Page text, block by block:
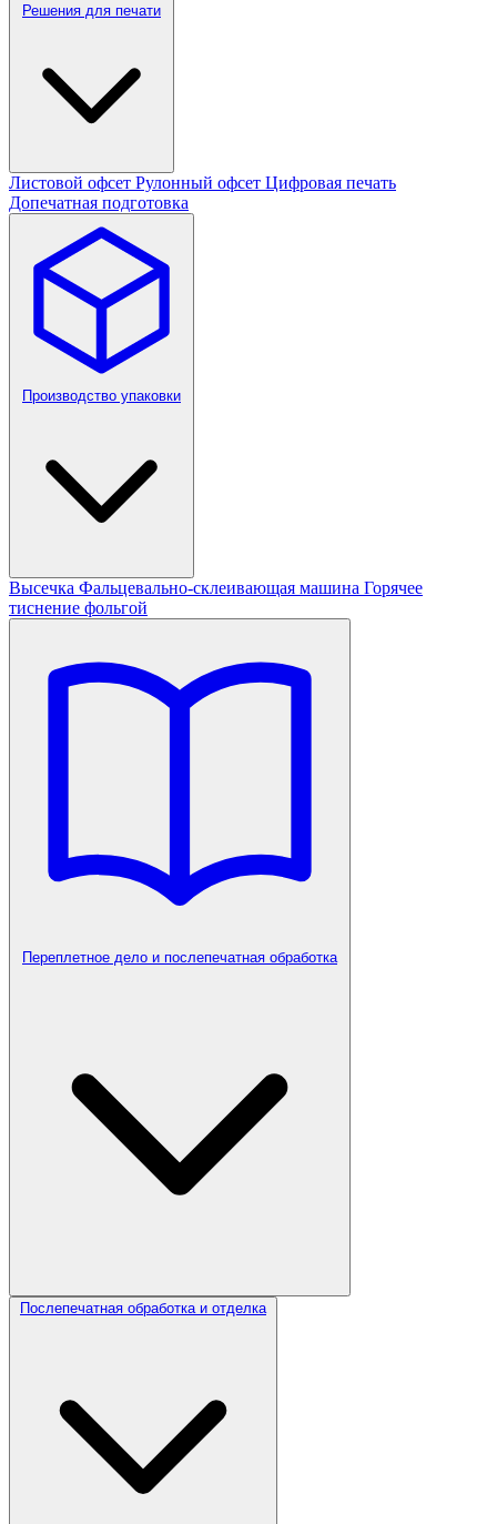
Решения для печати
Листовой офсет Рулонный офсет Цифровая печать
Допечатная подготовка
Производство упаковки
Высечка Фальцевально-склеивающая машина Горячее
тиснение фольгой
Переплетное дело и послепечатная обработка
Послепечатная обработка и отделка